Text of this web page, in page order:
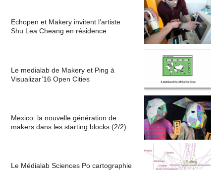
Echopen et Makery invitent l’artiste
Shu Lea Cheang en résidence
Le medialab de Makery et Ping à
Visualizar’16 Open Cities
Mexico: la nouvelle génération de
makers dans les starting blocks (2/2)
Le Médialab Sciences Po cartographie